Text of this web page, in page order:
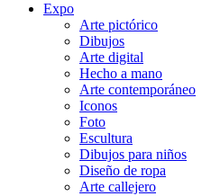
Expo
Arte pictórico
Dibujos
Arte digital
Hecho a mano
Arte contemporáneo
Iconos
Foto
Escultura
Dibujos para niños
Diseño de ropa
Arte callejero